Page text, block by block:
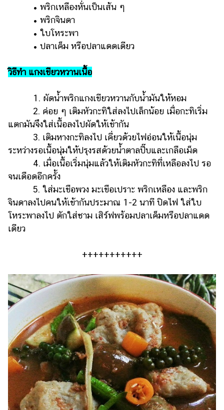
• พริกเหลืองหั่นเป็นเส้น ๆ
• พริกจินดา
• ใบโหระพา
• ปลาเค็ม หรือปลาแดดเดียว
วิธีทำ แกงเขียวหวานเนื้อ
1. ผัดน้ำพริกแกงเขียวหวานกับน้ำมันให้หอม
2. ค่อย ๆ เติมหัวกะทิใส่ลงไปเล็กน้อย เมื่อกะทิเริ่ม
แตกมันจึงใส่เนื้อลงไปผัดให้เข้ากัน
3. เติมหางกะทิลงไป เคี่ยวด้วยไฟอ่อนให้เนื้อนุ่ม
ระหว่างรอเนื้อนุ่มให้ปรุงรสด้วยน้ำตาลปี๊บและเกลือเม็ด
4. เมื่อเนื้อเริ่มนุ่มแล้วให้เติมหัวกะทิที่เหลือลงไป รอ
จนเดือดอีกครั้ง
5. ใส่มะเขือพวง มะเขือเปราะ พริกเหลือง และพริก
จินดาลงไปคนให้เข้ากันประมาณ 1-2 นาที ปิดไฟ ใส่ใบ
โหระพาลงไป ตักใส่ชาม เสิร์ฟพร้อมปลาเค็มหรือปลาแดด
เดียว
+++++++++++